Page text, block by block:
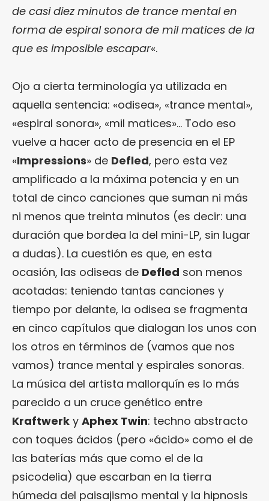
de casi diez minutos de trance mental en
forma de espiral sonora de mil matices de la
que es imposible escapar«.
Ojo a cierta terminología ya utilizada en
aquella sentencia: «odisea», «trance mental»,
«espiral sonora», «mil matices»… Todo eso
vuelve a hacer acto de presencia en el EP
«Impressions» de Defled, pero esta vez
amplificado a la máxima potencia y en un
total de cinco canciones que suman ni más
ni menos que treinta minutos (es decir: una
duración que bordea la del mini-LP, sin lugar
a dudas). La cuestión es que, en esta
ocasión, las odiseas de Defled son menos
acotadas: teniendo tantas canciones y
tiempo por delante, la odisea se fragmenta
en cinco capítulos que dialogan los unos con
los otros en términos de (vamos que nos
vamos) trance mental y espirales sonoras.
La música del artista mallorquín es lo más
parecido a un cruce genético entre
Kraftwerk y Aphex Twin: techno abstracto
con toques ácidos (pero «ácido» como el de
las baterías más que como el de la
psicodelia) que escarban en la tierra
húmeda del paisajismo mental y la hipnosis